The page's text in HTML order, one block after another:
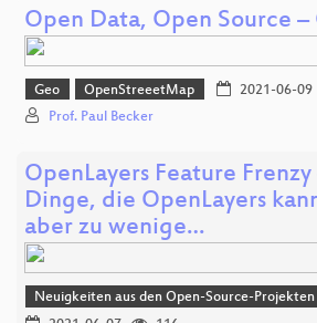
Open Data, Open Source –
Geo OpenStreeetMap 2021-06-09
Prof. Paul Becker
OpenLayers Feature
Dinge, die OpenLayers
aber zu wenige…
Neuigkeiten aus den Open-Source-Projekten